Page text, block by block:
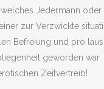
Jedermann
zur Verzwickte
Befreiung und pro
geworden
Zeitvertreib!